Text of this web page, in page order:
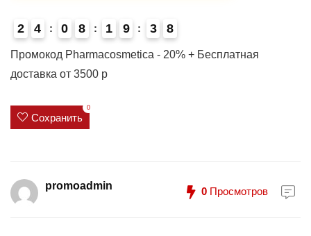
2 4 0 8 1 9 3 8
Промокод Pharmacosmetica - 20% + Бесплатная
доставка от 3500 р
Сохранить
0
promoadmin 0 Просмотров